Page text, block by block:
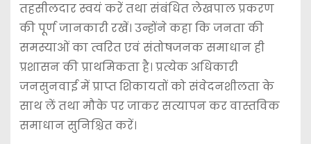
तहसीलदार स्वयं करें तथा संबंधित लेखपाल प्रकरण
की पूर्ण जानकारी रखें। उन्होंने कहा कि जनता की
समस्याओं का त्वरित एवं संतोषजनक समाधान ही
प्रशासन की प्राथमिकता है। प्रत्येक अधिकारी
जनसुनवाई में प्राप्त शिकायतों को संवेदनशीलता के
साथ लें तथा मौके पर जाकर सत्यापन कर वास्तविक
समाधान सुनिश्चित करें।